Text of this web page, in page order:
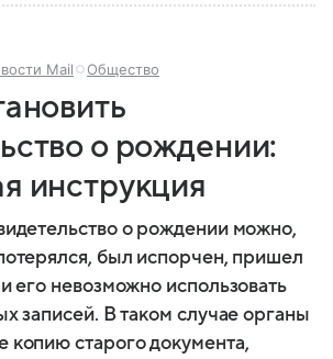
Mail Общество
о рождении:
инструкция
о рождении можно,
был испорчен, пришел
его невозможно использовать
записей. В таком случае органы
старого документа,